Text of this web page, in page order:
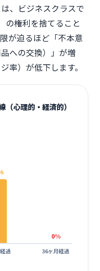
、ビジネスクラスで
の権利を捨てること
が迫るほど「不本意
への交換）」が増
率）が低下します。
（心理的・経済的）
過
0%
36ヶ月経過